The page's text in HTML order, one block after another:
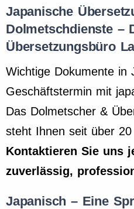
Japanische
Dolmetschdienste –
Übersetzungsbüro
Wichtige Dokumente in
Geschäftstermin mit
Das Dolmetscher &
steht Ihnen seit über
Kontaktieren Sie uns
zuverlässig,
Japanisch – Eine